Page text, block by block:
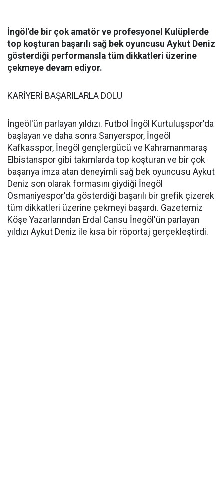
İngöl'de bir çok amatör ve profesyonel Kulüplerde
top koşturan başarılı sağ bek oyuncusu Aykut Deniz
gösterdiği performansla tüm dikkatleri üzerine
çekmeye devam ediyor.
KARİYERİ BAŞARILARLA DOLU
İngeöl'ün parlayan yıldızı. Futbol İngöl Kurtuluşspor'da
başlayan ve daha sonra Sarıyerspor, İngeöl
Kafkasspor, İnegöl gençlergücü ve Kahramanmaraş
Elbistanspor gibi takımlarda top koşturan ve bir çok
başarıya imza atan deneyimli sağ bek oyuncusu Aykut
Deniz son olarak formasını giydiği İnegöl
Osmaniyespor'da gösterdiği başarılı bir grefik çizerek
tüm dikkatleri üzerine çekmeyi başardı. Gazetemiz
Köşe Yazarlarından Erdal Cansu İnegöl'ün parlayan
yıldızı Aykut Deniz ile kısa bir röportaj gerçekleştirdi.